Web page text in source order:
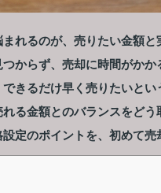
れるのが、売りたい金額と
からず、売却に時間がかか
きるだけ早く売りたいとい
る金額とのバランスをどう
定のポイントを、初めて